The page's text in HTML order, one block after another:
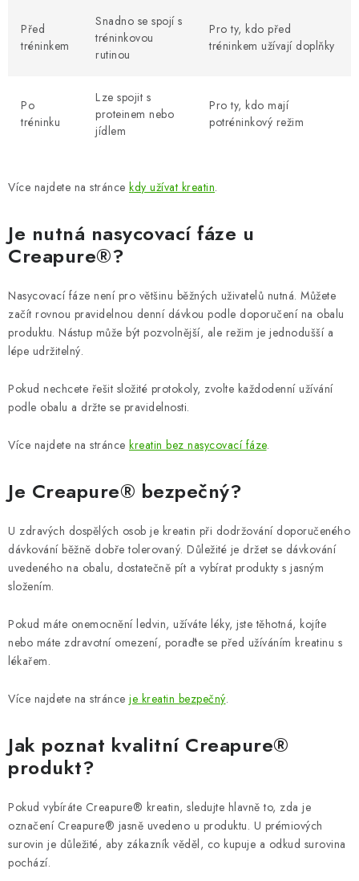
Před
tréninkem
Snadno se spojí s
tréninkovou
rutinou
Pro ty, kdo před
tréninkem užívají doplňky
Po
tréninku
Lze spojit s
proteinem nebo
jídlem
Pro ty, kdo mají
potréninkový režim
Více najdete na stránce kdy užívat kreatin.
Je nutná nasycovací fáze u
Creapure®?
Nasycovací fáze není pro většinu běžných uživatelů nutná. Můžete
začít rovnou pravidelnou denní dávkou podle doporučení na obalu
produktu. Nástup může být pozvolnější, ale režim je jednodušší a
lépe udržitelný.
Pokud nechcete řešit složité protokoly, zvolte každodenní užívání
podle obalu a držte se pravidelnosti.
Více najdete na stránce kreatin bez nasycovací fáze.
Je Creapure® bezpečný?
U zdravých dospělých osob je kreatin při dodržování doporučeného
dávkování běžně dobře tolerovaný. Důležité je držet se dávkování
uvedeného na obalu, dostatečně pít a vybírat produkty s jasným
složením.
Pokud máte onemocnění ledvin, užíváte léky, jste těhotná, kojíte
nebo máte zdravotní omezení, poraďte se před užíváním kreatinu s
lékařem.
Více najdete na stránce je kreatin bezpečný.
Jak poznat kvalitní Creapure®
produkt?
Pokud vybíráte Creapure® kreatin, sledujte hlavně to, zda je
označení Creapure® jasně uvedeno u produktu. U prémiových
surovin je důležité, aby zákazník věděl, co kupuje a odkud surovina
pochází.